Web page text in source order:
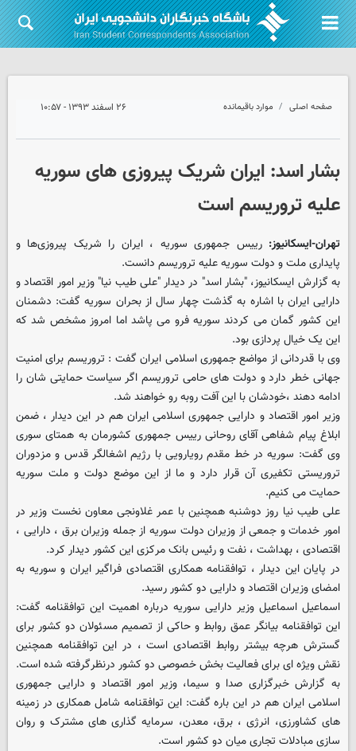
صفحه اصلی موارد باقیمانده ۲۶ اسفند ۱۳۹۳ - ۱۰:۵۷
بشار اسد: ایران شریک پیروزی های سوریه
علیه تروریسم است
تهران-ایسکانیوز: رییس جمهوری سوریه ، ایران را شریک پیروزی‌ها و
پایداری ملت و دولت سوریه علیه تروریسم دانست.
به گزارش ایسکانیوز، "بشار اسد" در دیدار "علی طیب نیا" وزیر امور اقتصاد و
دارایی ایران با اشاره به گذشت چهار سال از بحران سوریه گفت: دشمنان
این کشور گمان می کردند سوریه فرو می پاشد اما امروز مشخص شد که
این یک خیال پردازی بود.
وی با قدردانی از مواضع جمهوری اسلامی ایران گفت : تروریسم برای امنیت
جهانی خطر دارد و دولت های حامی تروریسم اگر سیاست حمایتی شان را
ادامه دهند ،خودشان با این آفت روبه رو خواهند شد.
وزیر امور اقتصاد و دارایی جمهوری اسلامی ایران هم در این دیدار ، ضمن
ابلاغ پیام شفاهی آقای روحانی رییس جمهوری کشورمان به همتای سوری
وی گفت: سوریه در خط مقدم رویارویی با رژیم اشغالگر قدس و مزدوران
تروریستی تکفیری آن قرار دارد و ما از این موضع دولت و ملت سوریه
حمایت می کنیم.
علی طیب نیا روز دوشنبه همچنین با عمر غلاونجی معاون نخست وزیر در
امور خدمات و جمعی از وزیران دولت سوریه از جمله وزیران برق ، دارایی ،
اقتصادی ، بهداشت ، نفت و رئیس بانک مرکزی این کشور دیدار کرد.
در پایان این دیدار ، توافقنامه همکاری اقتصادی فراگیر ایران و سوریه به
امضای وزیران اقتصاد و دارایی دو کشور رسید.
اسماعیل اسماعیل وزیر دارایی سوریه درباره اهمیت این توافقنامه گفت:
این توافقنامه بیانگر عمق روابط و حاکی از تصمیم مسئولان دو کشور برای
گسترش هرچه بیشتر روابط اقتصادی است ، در این توافقنامه همچنین
نقش ویژه ای برای فعالیت بخش خصوصی دو کشور درنظرگرفته شده است.
به گزارش خبرگزاری صدا و سیما، وزیر امور اقتصاد و دارایی جمهوری
اسلامی ایران هم در این باره گفت: این توافقنامه شامل همکاری در زمینه
های کشاورزی، انرژی ، برق، معدن، سرمایه گذاری های مشترک و روان
سازی مبادلات تجاری میان دو کشور است.